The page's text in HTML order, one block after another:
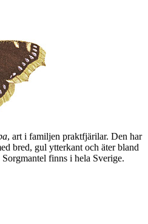
, art i familjen praktfjärilar. Den har
bred, gul ytterkant och äter bland
finns i hela Sverige.